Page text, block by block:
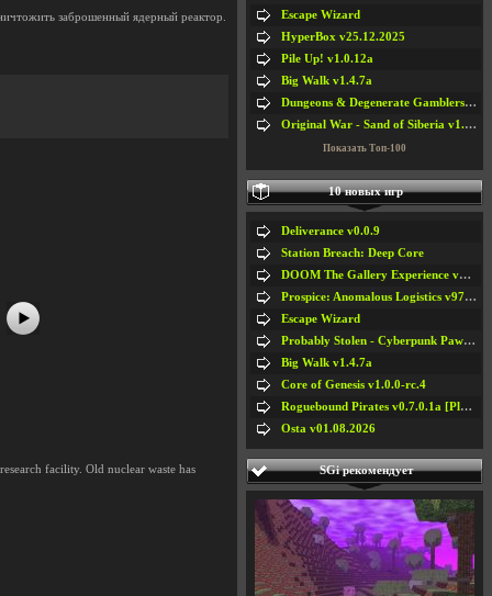
заброшенный ядерный реактор.
#6
facility. Old nuclear waste has
Escape Wizard
HyperBox v25.12.2025
Pile Up! v1.0.12a
Big Walk v1.4.7a
Dungeons & Degenerate Gamblers v2.0.2a
Original War - Sand of Siberia v1.6.30
Показать Топ-100
10 новых игр
Deliverance v0.0.9
Station Breach: Deep Core
DOOM The Gallery Experience v1.4.2
Prospice: Anomalous Logistics v97 [Playtest]
Escape Wizard
Probably Stolen - Cyberpunk Pawnshop Simulator v048c [Playtest]
Big Walk v1.4.7a
Core of Genesis v1.0.0-rc.4
Roguebound Pirates v0.7.0.1a [Playtest]
Osta v01.08.2026
SGi рекомендует